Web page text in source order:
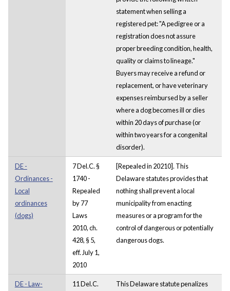
statement when selling a
registered pet: "A pedigree or a
registration does not assure
proper breeding condition, health,
quality or claims to lineage."
Buyers may receive a refund or
replacement, or have veterinary
expenses reimbursed by a seller
where a dog becomes ill or dies
within 20 days of purchase (or
within two years for a congenital
disorder).
DE -
Ordinances -
Local
ordinances
(dogs)
7 Del.C. §
1740 -
Repealed
by 77
Laws
2010, ch.
428, § 5,
eff. July 1,
2010
[Repealed in 20210]. This
Delaware statutes provides that
nothing shall prevent a local
municipality from enacting
measures or a program for the
control of dangerous or potentially
dangerous dogs.
DE - Law-
11 Del.C.
This Delaware statute penalizes